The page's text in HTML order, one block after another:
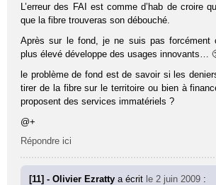
L’erreur des FAI est comme d’hab de croire
que la fibre trouveras son débouché.
Après sur le fond, je ne suis pas forcément
plus élevé développe des usages innovants…
le problème de fond est de savoir si les
tirer de la fibre sur le territoire ou bien à
proposent des services immatériels ?
@+
Répondre ici
[11] - Olivier Ezrattya écrit le 2 juin 2009 :